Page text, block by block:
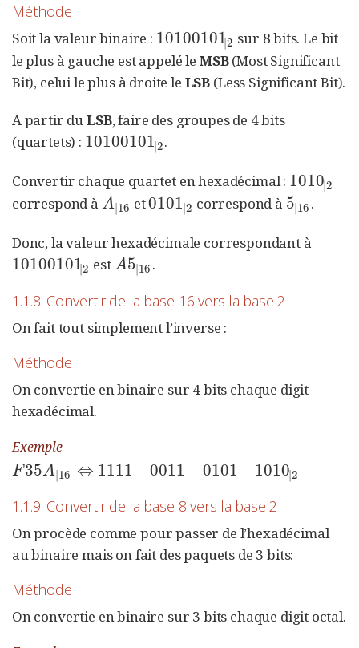
Méthode
Soit la valeur binaire : 10100101|2
10100101|2 sur 8 bits. Le bit
le plus à gauche est appelé le MSB(Most Significant
Bit), celui le plus à droite le LSB (Less Significant Bit).
A partir duLSB, faire des groupes de 4 bits
(quartets) : 10100101| 2
10100101|2.
Convertir chaque quartet en hexadécimal : 1010|2
1010|2
correspond à A| 16
A|16 et01012
0101|2 correspond à 5 16
5|16.
Donc, la valeur hexadécimale correspondant à
10100101|2
10100101|2 est A5 16
A5|16.
1.1.8. Convertir de la base 16 vers la base 2
On fait tout simplement l’inverse :
Méthode
On convertie en binaire sur 4 bits chaque digit
hexadécimal.
Exemple
F 35A 16 ⇔ 1111 0011 0101 1010|2
F35A|16⇔11110011 01011010|2
1.1.9. Convertir de la base 8 vers la base 2
On procède comme pour passer de l’hexadécimal
au binaire mais on fait des paquets de 3 bits:
Méthode
On convertie en binaire sur 3 bits chaque digit octal.